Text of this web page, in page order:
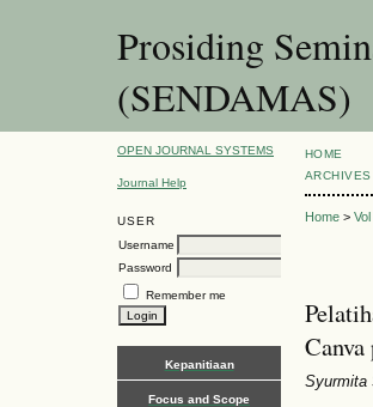
Prosiding
(SENDAMAS)
OPEN JOURNAL SYSTEMS
Journal Help
USER
Username
Password
Remember me
Kepanitiaan
Focus and Scope
HOME
ARCHIVES
Home>
Syurmita